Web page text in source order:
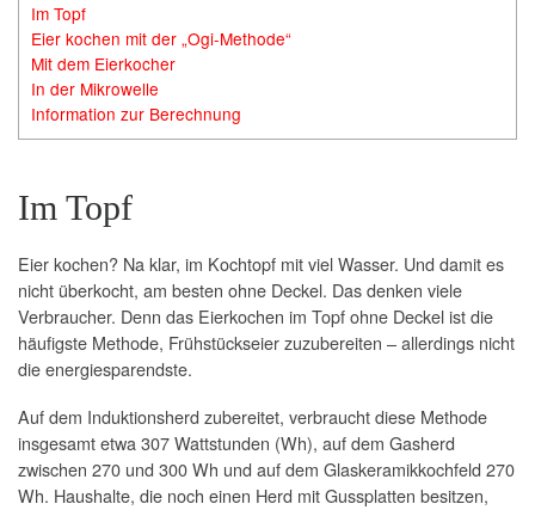
Im Topf
Eier kochen mit der „Ogi-Methode“
Mit dem Eierkocher
In der Mikrowelle
Information zur Berechnung
Im Topf
Eier kochen? Na klar, im Kochtopf mit viel Wasser. Und damit es
nicht überkocht, am besten ohne Deckel. Das denken viele
Verbraucher. Denn das Eierkochen im Topf ohne Deckel ist die
häufigste Methode, Frühstückseier zuzubereiten – allerdings nicht
die energiesparendste.
Auf dem Induktionsherd zubereitet, verbraucht diese Methode
insgesamt etwa 307 Wattstunden (Wh), auf dem Gasherd
zwischen 270 und 300 Wh und auf dem Glaskeramikkochfeld 270
Wh. Haushalte, die noch einen Herd mit Gussplatten besitzen,